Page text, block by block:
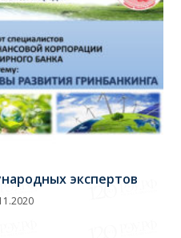
экспертов